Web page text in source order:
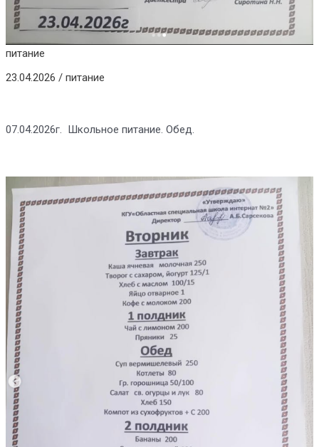
питание
23.04.2026/питание
07.04.2026г. Школьное питание. Обед.